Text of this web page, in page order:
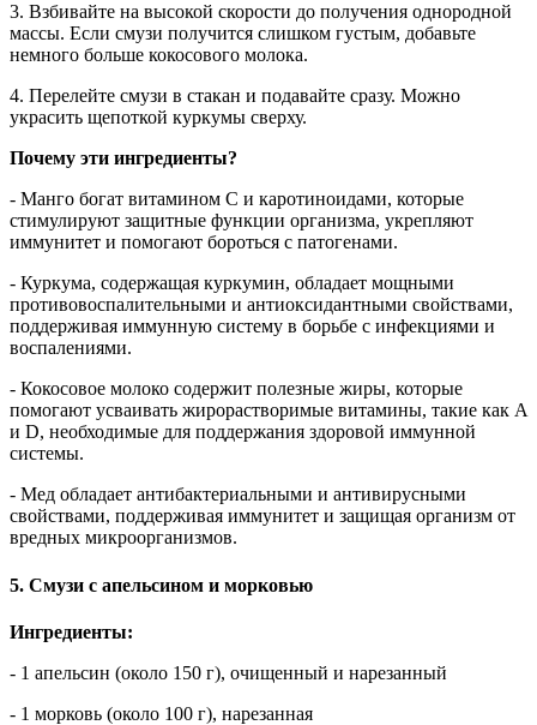
3. Взбивайте на высокой скорости до получения однородной
массы. Если смузи получится слишком густым, добавьте
немного больше кокосового молока.
4. Перелейте смузи в стакан и подавайте сразу. Можно
украсить щепоткой куркумы сверху.
Почему эти ингредиенты?
- Манго богат витамином C и каротиноидами, которые
стимулируют защитные функции организма, укрепляют
иммунитет и помогают бороться с патогенами.
- Куркума, содержащая куркумин, обладает мощными
противовоспалительными и антиоксидантными свойствами,
поддерживая иммунную систему в борьбе с инфекциями и
воспалениями.
- Кокосовое молоко содержит полезные жиры, которые
помогают усваивать жирорастворимые витамины, такие как A
и D, необходимые для поддержания здоровой иммунной
системы.
- Мед обладает антибактериальными и антивирусными
свойствами, поддерживая иммунитет и защищая организм от
вредных микроорганизмов.
5. Смузи с апельсином и морковью
Ингредиенты:
- 1 апельсин (около 150 г), очищенный и нарезанный
- 1 морковь (около 100 г), нарезанная